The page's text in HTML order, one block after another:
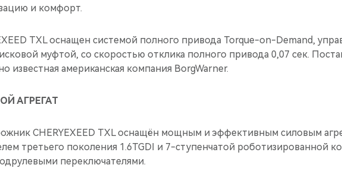
и комфорт.
TXL оснащен системой полного привода Torque-on-Demand,
муфтой, cо скоростью отклика полного привода 0,07 сек.
известная американская компания BorgWarner.
АГРЕГАТ
CHERYEXEED TXL оснащён мощным и эффективным силовым
третьего поколения 1.6TGDI и 7-ступенчатой роботизированной
переключателями.